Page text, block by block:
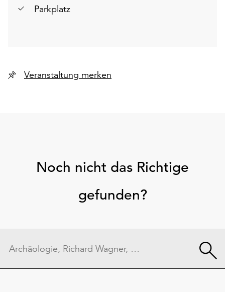
Parkplatz
Veranstaltung merken
Noch nicht das Richtige
gefunden?